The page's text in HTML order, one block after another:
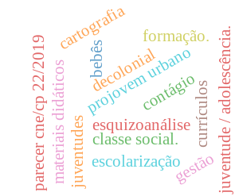
currículos
projovem urbano juventude / adolescência.
classe social.
gestão
juventudes escolarização
materiais didáticos esquizoanálise
formação.
decolonial
parecer cne/cp 22/2019 bebês
contágio
cartografia